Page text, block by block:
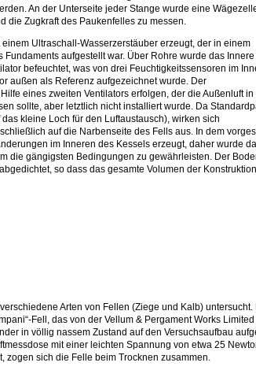
An der Unterseite jeder Stange wurde eine
die Zugkraft des Paukenfelles zu messen.
Ultraschall-Wasserzerstäuber erzeugt, der in einem
Fundaments aufgestellt war. Über Rohre wurde das
befeuchtet, was von drei Feuchtigkeitssensoren im
außen als Referenz aufgezeichnet wurde. Der
eines zweiten Ventilators erfolgen, der die Außenluft in
sollte, aber letztlich nicht installiert wurde. Da
kleine Loch für den Luftaustausch), wirken sich
auf die Narbenseite des Fells aus. In dem
im Inneren des Kessels erzeugt, daher wurde
die gängigsten Bedingungen zu gewährleisten. Der
so dass das gesamte Volumen der
Arten von Fellen (Ziege und Kalb)
Fell, das von der Vellum & Pergament Works
in völlig nassem Zustand auf den Versuchsaufbau
mit einer leichten Spannung von etwa 25
zogen sich die Felle beim Trocknen zusammen.